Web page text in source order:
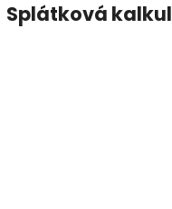
Splátková